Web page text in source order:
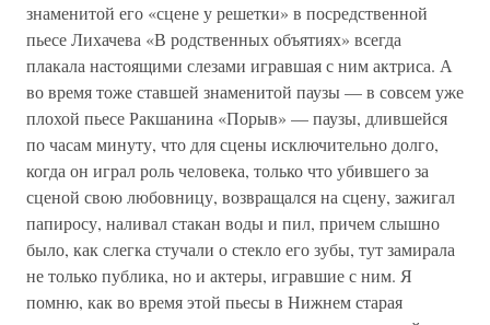
знаменитой его «сцене у решетки» в посредственной
пьесе Лихачева «В родственных объятиях» всегда
плакала настоящими слезами игравшая с ним актриса. А
во время тоже ставшей знаменитой паузы — в совсем уже
плохой пьесе Ракшанина «Порыв» — паузы, длившейся
по часам минуту, что для сцены исключительно долго,
когда он играл роль человека, только что убившего за
сценой свою любовницу, возвращался на сцену, зажигал
папиросу, наливал стакан воды и пил, причем слышно
было, как слегка стучали о стекло его зубы, тут замирала
не только публика, но и актеры, игравшие с ним. Я
помню, как во время этой пьесы в Нижнем старая